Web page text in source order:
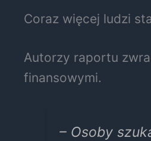
Coraz więcej ludzi
Autorzy raportu
finansowymi.
– Osoby